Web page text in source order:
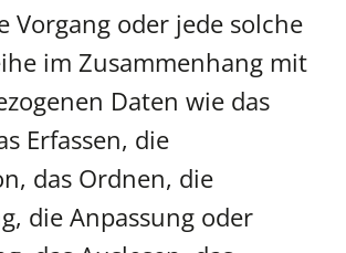
Vorgang oder jede solche
im Zusammenhang mit
Daten wie das
Erfassen, die
das Ordnen, die
die Anpassung oder